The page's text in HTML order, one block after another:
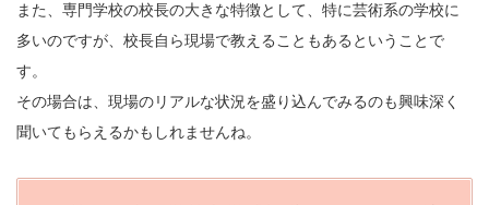
また、専門学校の校長の大きな特徴として、特に芸術系の学校に
多いのですが、校長自ら現場で教えることもあるということで
す。
その場合は、現場のリアルな状況を盛り込んでみるのも興味深く
聞いてもらえるかもしれませんね。